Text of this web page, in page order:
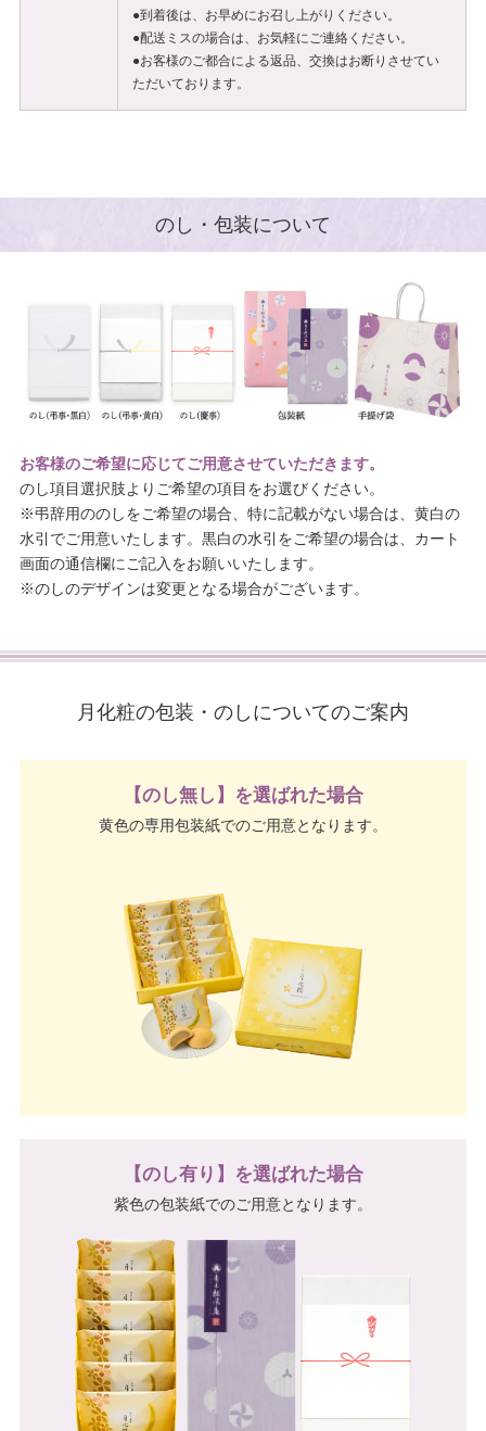
●到着後は、お早めにお召し上がりください。
●配送ミスの場合は、お気軽にご連絡ください。
●お客様のご都合による返品、交換はお断りさせてい
ただいております。
のし・包装について
お客様のご希望に応じてご用意させていただきます。
のし項目選択肢よりご希望の項目をお選びください。
※弔辞用ののしをご希望の場合、特に記載がない場合は、黄白の
水引でご用意いたします。黒白の水引をご希望の場合は、カート
画面の通信欄にご記入をお願いいたします。
※のしのデザインは変更となる場合がございます。
月化粧の包装・のしについてのご案内
【のし無し】を選ばれた場合
黄色の専用包装紙でのご用意となります。
【のし有り】を選ばれた場合
紫色の包装紙でのご用意となります。